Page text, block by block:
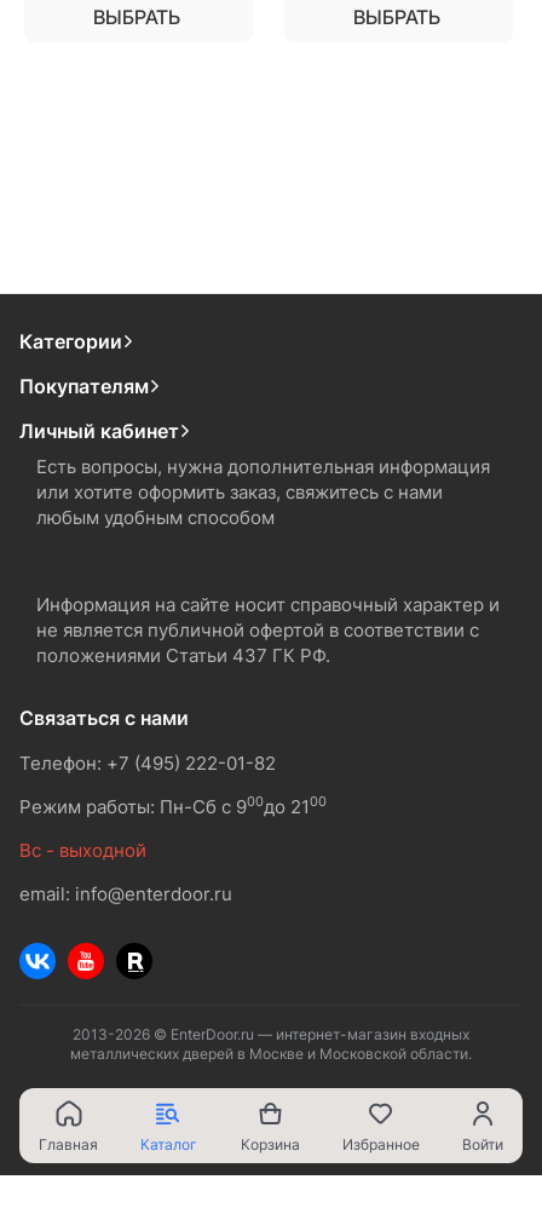
ВЫБРАТЬ ВЫБРАТЬ
Категории
Покупателям
Личный кабинет
Есть вопросы, нужна дополнительная информация
или хотите оформить заказ, свяжитесь с нами
любым удобным способом
Информация на сайте носит справочный характер и
не является публичной офертой в соответствии с
положениями Статьи 437 ГК РФ.
Связаться с нами
Телефон: +7 (495) 222-01-82
Режим работы: Пн-Сб с 900до 2100
Вс - выходной
email: info@enterdoor.ru
2013-2026 © EnterDoor.ru — интернет-магазин входных
металлических дверей в Москве и Московской области.
Главная Каталог Корзина Избранное Войти